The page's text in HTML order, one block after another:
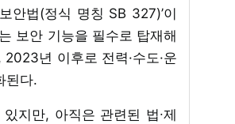
안법(정식 명칭 SB 327)’이
보안 기능을 필수로 탑재해
년 이후로 전력·수도·운
된다.
지만, 아직은 관련된 법∙제